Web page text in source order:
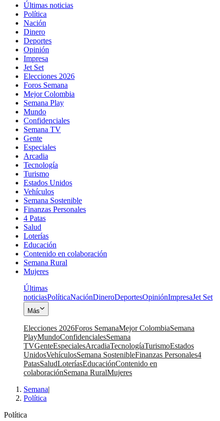
Últimas noticias
Política
Nación
Dinero
Deportes
Opinión
Impresa
Jet Set
Elecciones 2026
Foros Semana
Mejor Colombia
Semana Play
Mundo
Confidenciales
Semana TV
Gente
Especiales
Arcadia
Tecnología
Turismo
Estados Unidos
Vehículos
Semana Sostenible
Finanzas Personales
4 Patas
Salud
Loterías
Educación
Contenido en colaboración
Semana Rural
Mujeres
Últimas
noticiasPolíticaNaciónDineroDeportesOpiniónImpresaJet Set
Más
Elecciones 2026Foros SemanaMejor ColombiaSemana
PlayMundoConfidencialesSemana
TVGenteEspecialesArcadiaTecnologíaTurismoEstados
UnidosVehículosSemana SostenibleFinanzas Personales4
PatasSaludLoteríasEducaciónContenido en
colaboraciónSemana RuralMujeres
Semana|
Política
Política